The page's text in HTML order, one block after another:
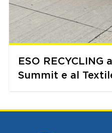
ESO RECYCLING
Summit e al